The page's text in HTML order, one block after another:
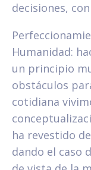
decisiones,
Humanidad:
un principio
obstáculos
cotidiana
ha revestido
dando el caso